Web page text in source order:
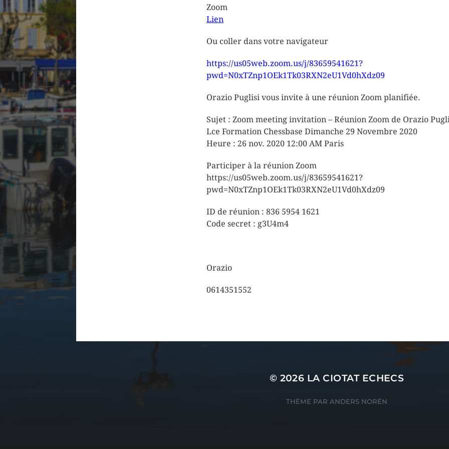
Zoom
Lien
Ou coller dans votre navigateur
https://us05web.zoom.us/j/83659541621?
pwd=N0xTZnp1OEk1Tk03RXN2eU1Vd0hXdz09
Orazio Puglisi vous invite à une réunion Zoom planifiée.
Sujet : Zoom meeting invitation – Réunion Zoom de Orazio
Lce Formation Chessbase Dimanche 29 Novembre 2020
Heure : 26 nov. 2020 12:00 AM Paris
Participer à la réunion Zoom
https://us05web.zoom.us/j/83659541621?
pwd=N0xTZnp1OEk1Tk03RXN2eU1Vd0hXdz09
ID de réunion : 836 5954 1621
Code secret : g3U4m4
Orazio
0614351552
© 2026 LA CIOTAT ECHECS
THÈME PAR ANDERS NORÉN